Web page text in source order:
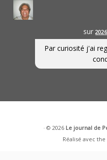
sur
Par curiosité j'ai
· © 2026 Le journal de
Réalisé avec the